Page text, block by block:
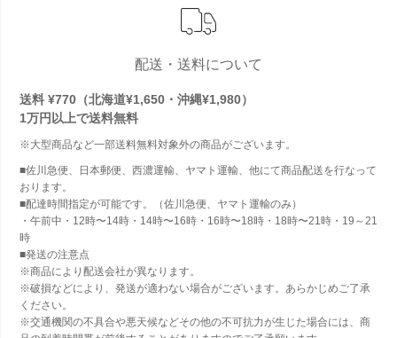
配送・送料について
送料 ¥770（北海道¥1,650・沖縄¥1,980）
1万円以上で送料無料
※大型商品など一部送料無料対象外の商品がございます。
■佐川急便、日本郵便、西濃運輸、ヤマト運輸、他にて商品配送を行なって
おります。
■配達時間指定が可能です。（佐川急便、ヤマト運輸のみ）
・午前中・12時〜14時・14時〜16時・16時〜18時・18時〜21時・19～21
時
■発送の注意点
※商品により配送会社が異なります。
※破損などにより、発送が適わない場合がございます。あらかじめご了承
ください。
※交通機関の不具合や悪天候などその他の不可抗力が生じた場合には、商